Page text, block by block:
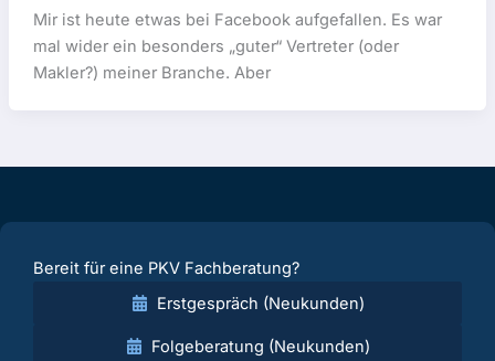
Mir ist heute etwas bei Facebook aufgefallen. Es war
mal wider ein besonders „guter“ Vertreter (oder
Makler?) meiner Branche. Aber
Bereit für eine PKV Fachberatung?
Erstgespräch (Neukunden)
Folgeberatung (Neukunden)